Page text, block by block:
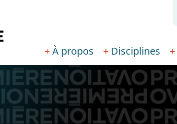
À propos Disciplines